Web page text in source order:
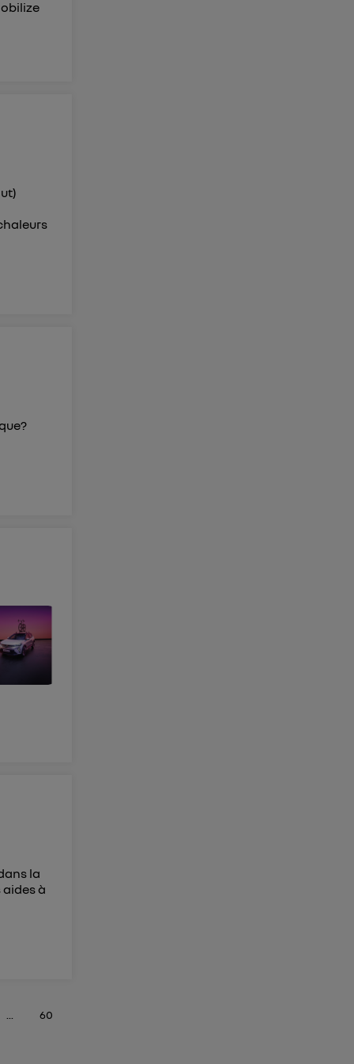
la
à
60